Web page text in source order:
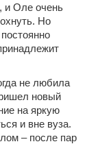
и Оле очень
Но
не любила
новый
на яркую
и вне вуза.
– после пар